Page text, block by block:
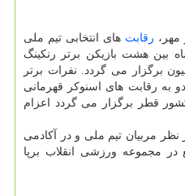
رقابت های انتخابی تیم ملی
بین هشت بازیکن برتر رنکینگ
برگزار می گردد. نفرات برتر
به رقابت های اسنوکر قهرمانی
در کشور قطر برگزار می گردد اعزام
نظر مربیان تیم ملی و در آکادمی
در مجموعه ورزشی انقلاب برپا